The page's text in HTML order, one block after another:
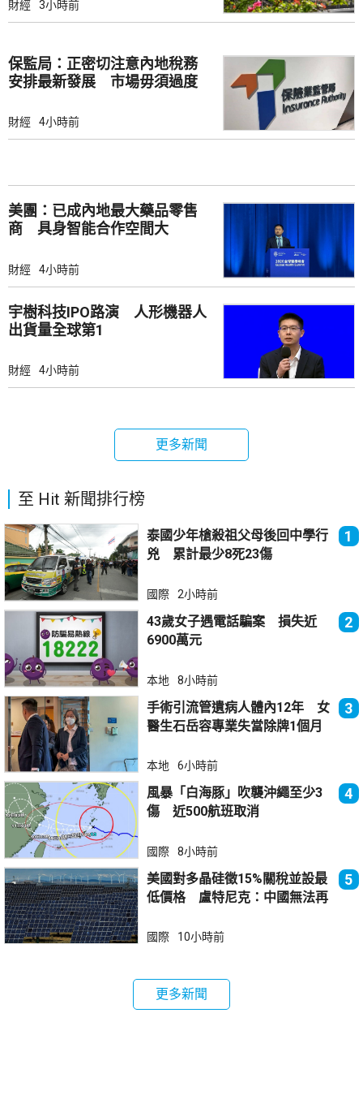
財經 3小時前
保監局：正密切注意內地稅務
安排最新發展 市場毋須過度
財經 4小時前
美團：已成內地最大藥品零售
商 具身智能合作空間大
財經 4小時前
宇樹科技IPO路演 人形機器人
出貨量全球第1
財經 4小時前
更多新聞
至 Hit 新聞排行榜
泰國少年槍殺祖父母後回中學行
兇 累計最少8死23傷
1
國際 2小時前
43歲女子遇電話騙案 損失近
6900萬元
2
本地 8小時前
手術引流管遺病人體內12年 女
醫生石岳容專業失當除牌1個月
3
本地 6小時前
風暴「白海豚」吹襲沖繩至少3
傷 近500航班取消
4
國際 8小時前
美國對多晶硅徵15%關稅並設最
低價格 盧特尼克：中國無法再
5
國際 10小時前
更多新聞